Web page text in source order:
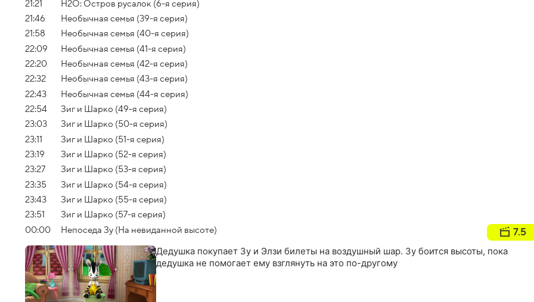
21:21
H2O: Остров русалок (6-я серия)
21:46
Необычная семья (39-я серия)
21:58
Необычная семья (40-я серия)
22:09
Необычная семья (41-я серия)
22:20
Необычная семья (42-я серия)
22:32
Необычная семья (43-я серия)
22:43
Необычная семья (44-я серия)
22:54
Зиг и Шарко (49-я серия)
23:03
Зиг и Шарко (50-я серия)
23:11
Зиг и Шарко (51-я серия)
23:19
Зиг и Шарко (52-я серия)
23:27
Зиг и Шарко (53-я серия)
23:35
Зиг и Шарко (54-я серия)
23:43
Зиг и Шарко (55-я серия)
23:51
Зиг и Шарко (57-я серия)
00:00
Непоседа Зу (На невиданной высоте) 7.5
Дедушка покупает Зу и Элзи билеты на воздушный шар. Зу боится высоты, пока
дедушка не помогает ему взглянуть на это по-другому